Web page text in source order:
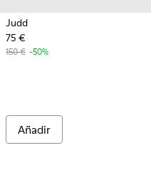
058
- K100479-051
Touring - K100479-022
Peu Touring - K100479-021
Judd
75 €
150 € -50%
Añadir